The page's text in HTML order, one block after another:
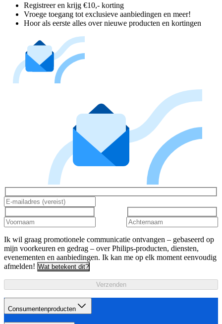
Registreer en krijg €10,- korting
Vroege toegang tot exclusieve aanbiedingen en meer!
Hoor als eerste alles over nieuwe producten en kortingen
Ik wil graag promotionele communicatie ontvangen – gebaseerd op
mijn voorkeuren en gedrag – over Philips-producten, diensten,
evenementen en aanbiedingen. Ik kan me op elk moment eenvoudig
afmelden! Wat betekent dit?
Verzenden
Consumentenproducten